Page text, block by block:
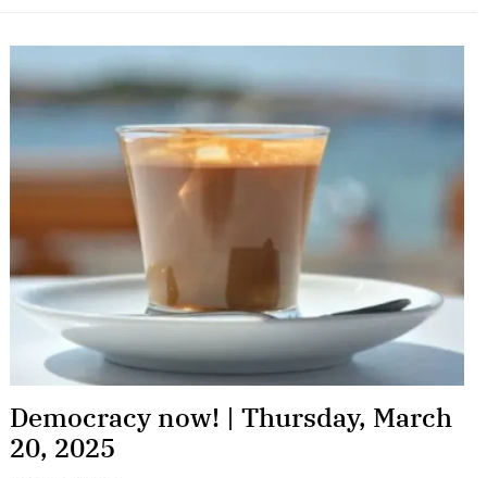
Democracy now! | Thursday, March
20, 2025